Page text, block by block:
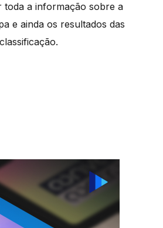
toda a informação sobre a
e ainda os resultados das